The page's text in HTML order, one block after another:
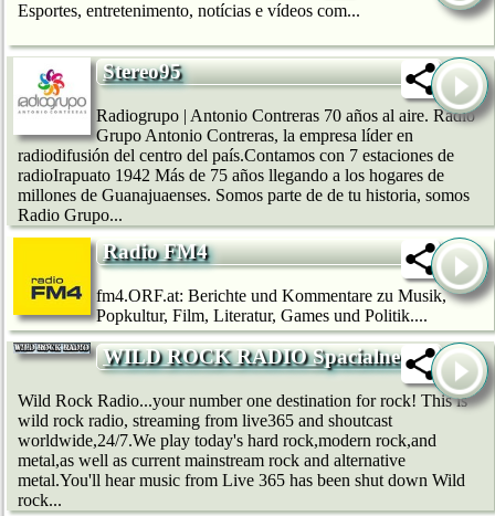
Esportes, entretenimento, notícias e vídeos com...
Stereo95
Radiogrupo | Antonio Contreras 70 años al aire. Radio
Grupo Antonio Contreras, la empresa líder en
radiodifusión del centro del país.Contamos con 7 estaciones de
radioIrapuato 1942 Más de 75 años llegando a los hogares de
millones de Guanajuaenses. Somos parte de de tu historia, somos
Radio Grupo...
Radio FM4
fm4.ORF.at: Berichte und Kommentare zu Musik,
Popkultur, Film, Literatur, Games und Politik....
WILD ROCK RADIO Spacialnet
Wild Rock Radio...your number one destination for rock! This is
wild rock radio, streaming from live365 and shoutcast
worldwide,24/7.We play today's hard rock,modern rock,and
metal,as well as current mainstream rock and alternative
metal.You'll hear music from Live 365 has been shut down Wild
rock...